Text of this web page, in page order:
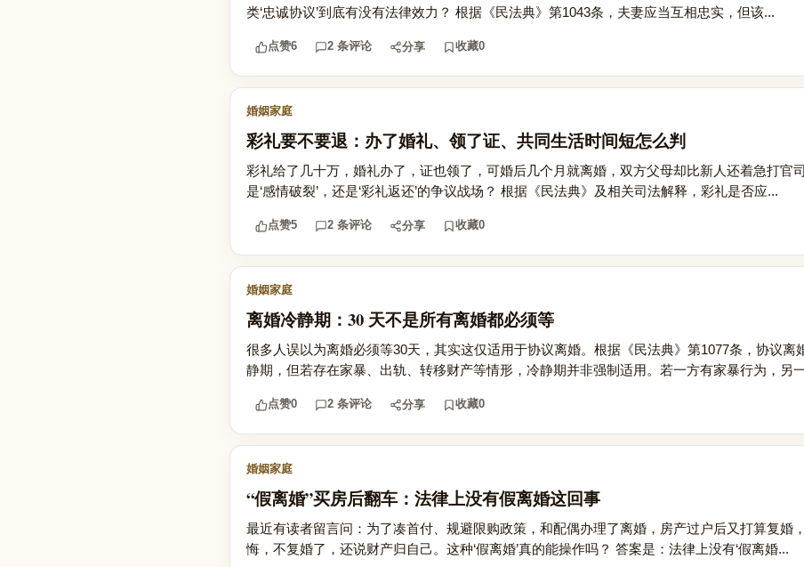
类‘忠诚协议’到底有没有法律效力？ 根据《民法典》第1043条，夫妻应当互相忠实，但该...
点赞6 2 条评论 分享 收藏0
婚姻家庭
彩礼要不要退：办了婚礼、领了证、共同生活时间短怎么判
彩礼给了几十万，婚礼办了，证也领了，可婚后几个月就离婚，双方父母却比新人还着急打
是‘感情破裂’，还是‘彩礼返还’的争议战场？ 根据《民法典》及相关司法解释，彩礼是否应...
点赞5 2 条评论 分享 收藏0
婚姻家庭
离婚冷静期：30 天不是所有离婚都必须等
很多人误以为离婚必须等30天，其实这仅适用于协议离婚。根据《民法典》第1077条，协议离
静期，但若存在家暴、出轨、转移财产等情形，冷静期并非强制适用。若一方有家暴行为，另
点赞0 2 条评论 分享 收藏0
婚姻家庭
“假离婚”买房后翻车：法律上没有假离婚这回事
最近有读者留言问：为了凑首付、规避限购政策，和配偶办理了离婚，房产过户后又打算复婚
悔，不复婚了，还说财产归自己。这种‘假离婚’真的能操作吗？ 答案是：法律上没有‘假离婚...